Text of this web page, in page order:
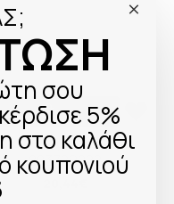
σου
5%
στο καλάθι
κουπονιού
Dickie Mighty Crane
203729022